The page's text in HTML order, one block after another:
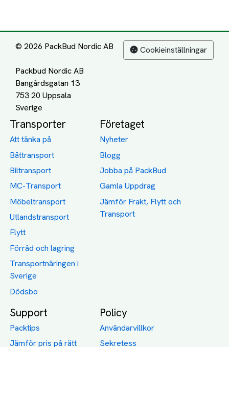
© 2026 PackBud Nordic AB
Packbud Nordic AB
Bangårdsgatan 13
753 20 Uppsala
Cookieinställningar
Transporter
Att tänka på
Båttransport
Biltransport
MC-Transport
Möbeltransport
Utlandstransport
Flytt
Förråd och lagring
Transportnäringen i
Sverige
Dödsbo
Företaget
Nyheter
Blogg
Jobba på PackBud
Gamla Uppdrag
Jämför Frakt, Flytt och
Transport
Support
Packtips
Jämför pris på rätt
Policy
Användarvillkor
Sekretess